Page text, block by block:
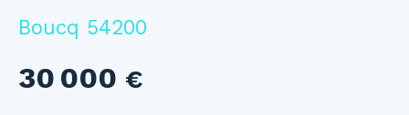
Boucq 54200
30 000 €